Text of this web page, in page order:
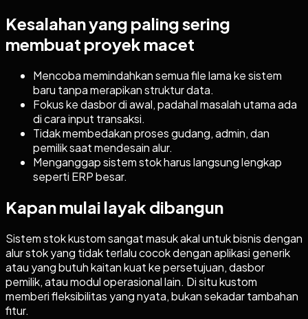
Kesalahan yang paling sering
membuat proyek macet
Mencoba memindahkan semua file lama ke sistem
baru tanpa merapikan struktur data.
Fokus ke dasbor di awal, padahal masalah utama ada
di cara input transaksi.
Tidak membedakan proses gudang, admin, dan
pemilik saat mendesain alur.
Menganggap sistem stok harus langsung lengkap
seperti ERP besar.
Kapan mulai layak dibangun
Sistem stok kustom sangat masuk akal untuk bisnis dengan
alur stok yang tidak terlalu cocok dengan aplikasi generik
atau yang butuh kaitan kuat ke persetujuan, dasbor
pemilik, atau modul operasional lain. Di situ kustom
memberi fleksibilitas yang nyata, bukan sekadar tambahan
fitur.